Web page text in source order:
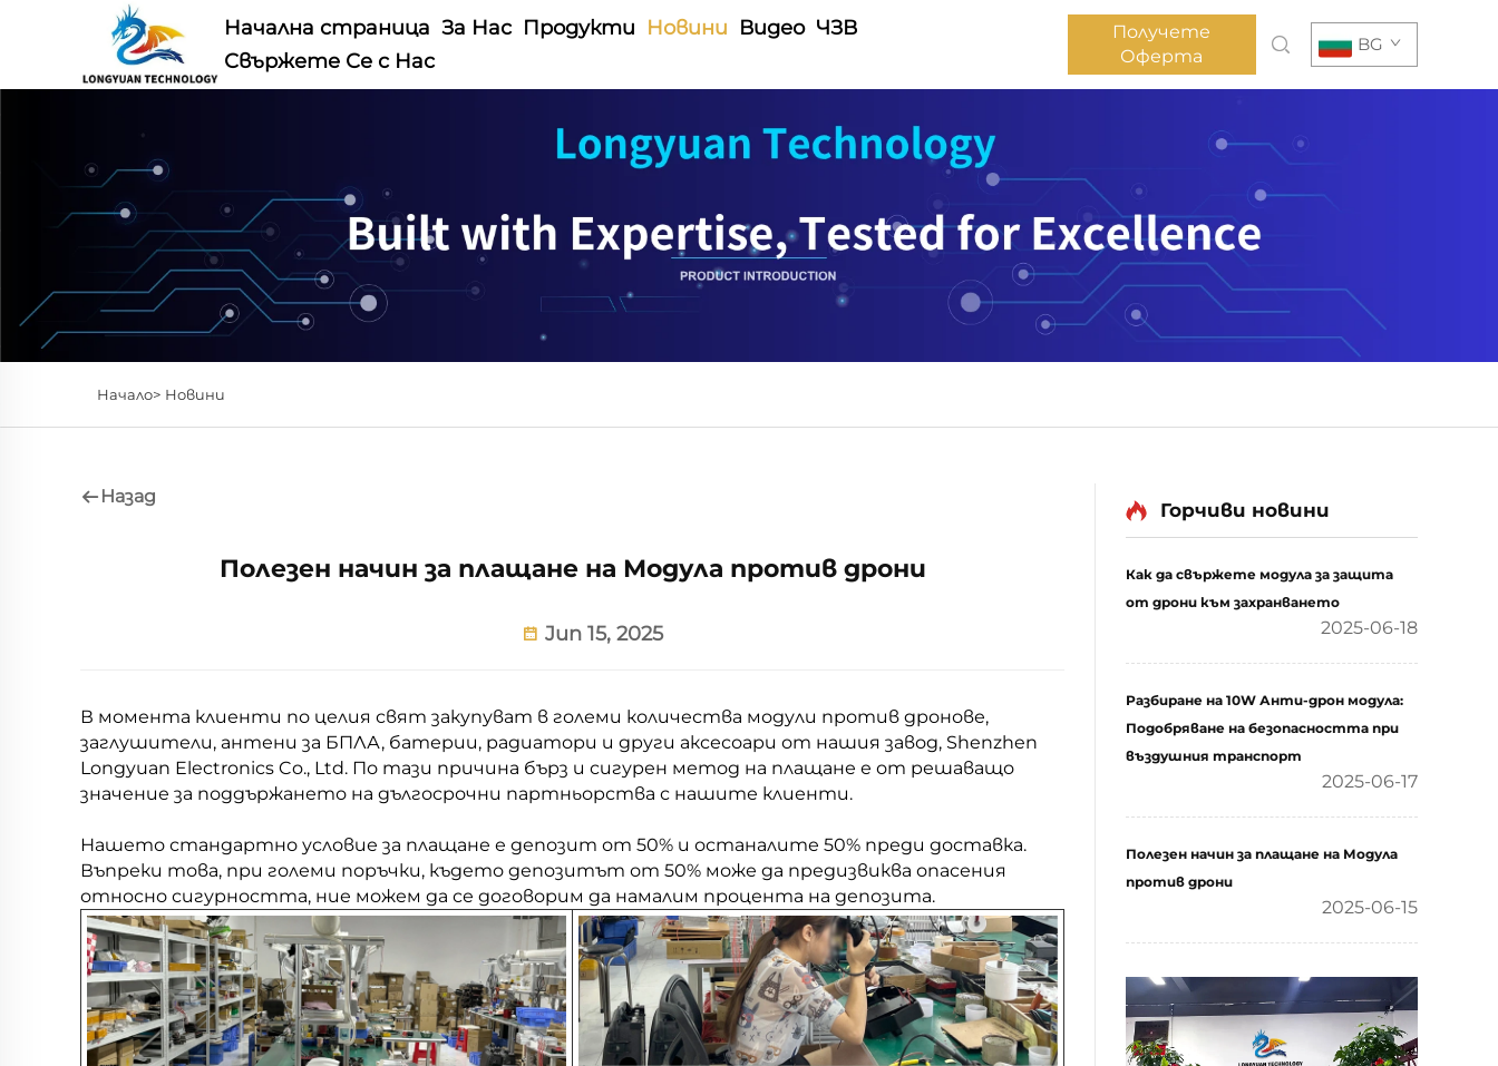
Начална страница За Нас Продукти Новини Видео ЧЗВ
Свържете Се с Нас
Получете
Оферта
BG
Начало> Новини
Назад
Полезен начин за плащане на Модула против дрони
Jun 15, 2025
В момента клиенти по целия свят закупуват в големи количества модули против дронове,
заглушители, антени за БПЛА, батерии, радиатори и други аксесоари от нашия завод, Shenzhen
Longyuan Electronics Co., Ltd. По тази причина бърз и сигурен метод на плащане е от решаващо
значение за поддържането на дългосрочни партньорства с нашите клиенти.
Нашето стандартно условие за плащане е депозит от 50% и останалите 50% преди доставка.
Въпреки това, при големи поръчки, където депозитът от 50% може да предизвиква опасения
относно сигурността, ние можем да се договорим да намалим процента на депозита.
Горчиви новини
Как да свържете модула за защита
от дрони към захранването
2025-06-18
Разбиране на 10W Анти-дрон модула:
Подобряване на безопасността при
въздушния транспорт
2025-06-17
Полезен начин за плащане на Модула
против дрони
2025-06-15